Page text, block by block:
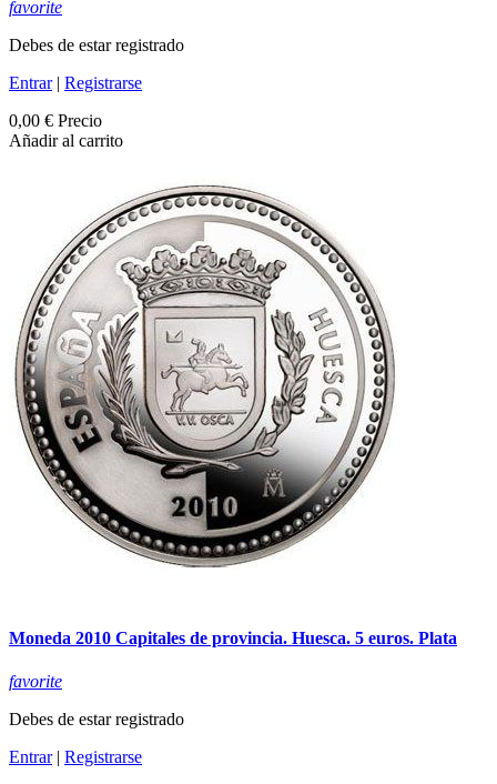
favorite
Debes de estar registrado
Entrar| Registrarse
0,00 € Precio
Añadir al carrito
Moneda 2010 Capitales de provincia. Huesca. 5 euros. Plata
favorite
Debes de estar registrado
Entrar| Registrarse